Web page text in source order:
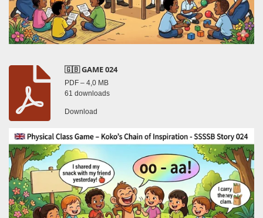
🇬🇧 GAME 024
PDF – 4,0 MB
61 downloads
Download